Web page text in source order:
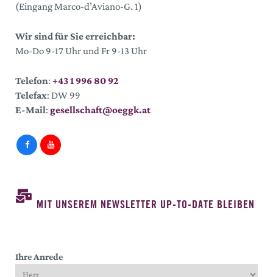
(Eingang Marco-d’Aviano-G. 1)
Wir sind für Sie erreichbar:
Mo-Do 9-17 Uhr und Fr 9-13 Uhr
Telefon: +43 1 996 80 92
Telefax: DW 99
E-Mail: gesellschaft@oeggk.at
MIT UNSEREM NEWSLETTER UP-TO-DATE BLEIBEN
Ihre Anrede